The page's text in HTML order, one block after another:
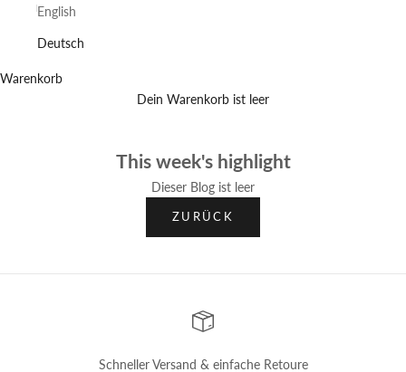
English
Deutsch
Warenkorb
Dein Warenkorb ist leer
This week's highlight
Dieser Blog ist leer
ZURÜCK
Schneller Versand & einfache Retoure